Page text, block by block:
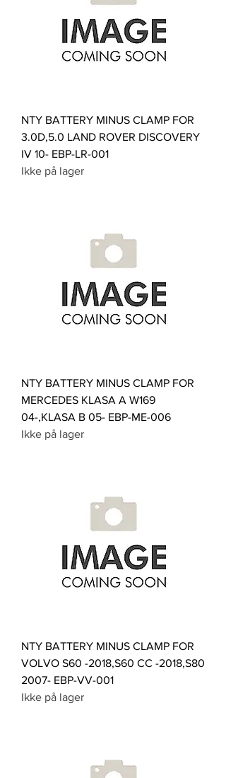
NTY BATTERY MINUS CLAMP FOR
3.0D,5.0 LAND ROVER DISCOVERY
IV 10- EBP-LR-001
Ikke på lager
NTY BATTERY MINUS CLAMP FOR
MERCEDES KLASA A W169
04-,KLASA B 05- EBP-ME-006
Ikke på lager
NTY BATTERY MINUS CLAMP FOR
VOLVO S60 -2018,S60 CC -2018,S80
2007- EBP-VV-001
Ikke på lager